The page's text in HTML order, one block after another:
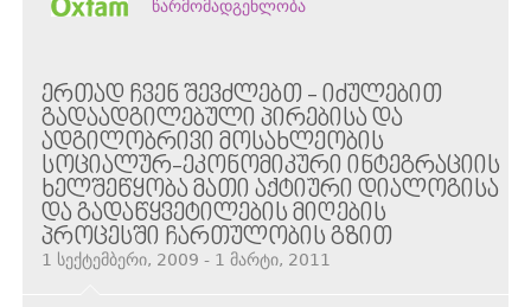
წარმომადგენლობა
ᲔᲠᲗᲐᲓ ᲩᲕᲔᲜ ᲨᲔᲕᲫᲚᲔᲑᲗ - ᲘᲫᲣᲚᲔᲑᲘᲗ
ᲒᲐᲓᲐᲐᲓᲒᲘᲚᲔᲑᲣᲚᲘ ᲞᲘᲠᲔᲑᲘᲡᲐ ᲓᲐ
ᲐᲓᲒᲘᲚᲝᲑᲠᲘᲕᲘ ᲛᲝᲡᲐᲮᲚᲔᲝᲑᲘᲡ
ᲡᲝᲪᲘᲐᲚᲣᲠ-ᲔᲙᲝᲜᲝᲛᲘᲙᲣᲠᲘ ᲘᲜᲢᲔᲒᲠᲐᲪᲘᲘᲡ
ᲮᲔᲚᲨᲔᲬᲧᲝᲑᲐ ᲛᲐᲗᲘ ᲐᲥᲢᲘᲣᲠᲘ ᲓᲘᲐᲚᲝᲒᲘᲡᲐ
ᲓᲐ ᲒᲐᲓᲐᲬᲧᲕᲔᲢᲘᲚᲔᲑᲘᲡ ᲛᲘᲦᲔᲑᲘᲡ
ᲞᲠᲝᲪᲔᲡᲨᲘ ᲩᲐᲠᲗᲣᲚᲝᲑᲘᲡ ᲒᲖᲘᲗ
1 სექტემბერი, 2009 - 1 მარტი, 2011